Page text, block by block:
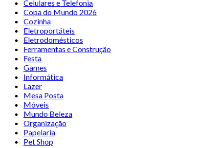
Celulares e Telefonia
Copa do Mundo 2026
Cozinha
Eletroportáteis
Eletrodomésticos
Ferramentas e Construção
Festa
Games
Informática
Lazer
Mesa Posta
Móveis
Mundo Beleza
Organização
Papelaria
Pet Shop